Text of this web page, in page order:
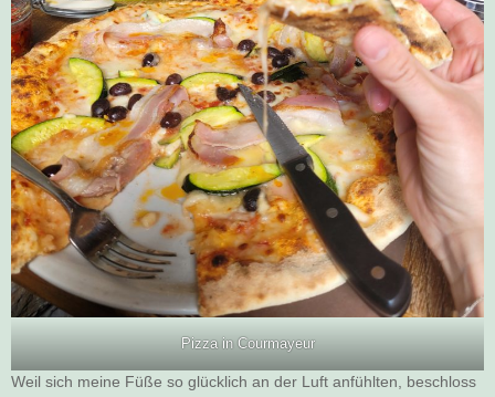
Pizza in Courmayeur
Weil sich meine Füße so glücklich an der Luft anfühlten, beschloss